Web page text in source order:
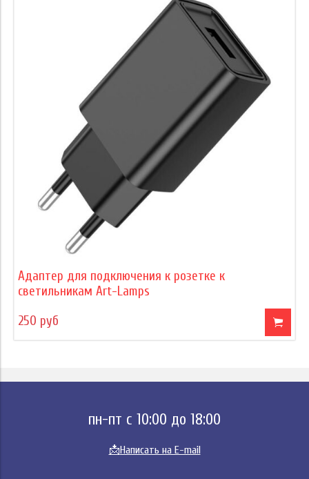
Адаптер для подключения к розетке к
светильникам Art-Lamps
250 руб
пн-пт с 10:00 до 18:00
📩Написать на E-mail